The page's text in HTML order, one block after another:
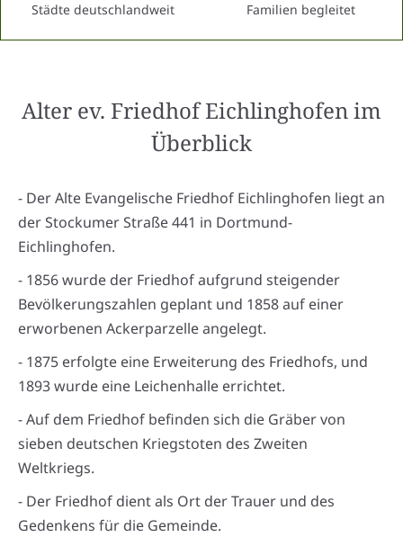
Städte deutschlandweit Familien begleitet
Alter ev. Friedhof Eichlinghofenim
Überblick
- Der Alte Evangelische Friedhof Eichlinghofen liegt an
der Stockumer Straße 441 in Dortmund-
Eichlinghofen.
- 1856 wurde der Friedhof aufgrund steigender
Bevölkerungszahlen geplant und 1858 auf einer
erworbenen Ackerparzelle angelegt.
- 1875 erfolgte eine Erweiterung des Friedhofs, und
1893 wurde eine Leichenhalle errichtet.
- Auf dem Friedhof befinden sich die Gräber von
sieben deutschen Kriegstoten des Zweiten
Weltkriegs.
- Der Friedhof dient als Ort der Trauer und des
Gedenkens für die Gemeinde.